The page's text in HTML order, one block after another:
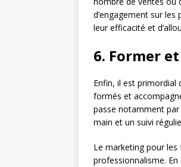
d’engagement sur
leur efficacité et
6. Former
Enfin, il est primordial
formés et
passe notamment
main et un suivi
Le marketing pour
professionnalisme.